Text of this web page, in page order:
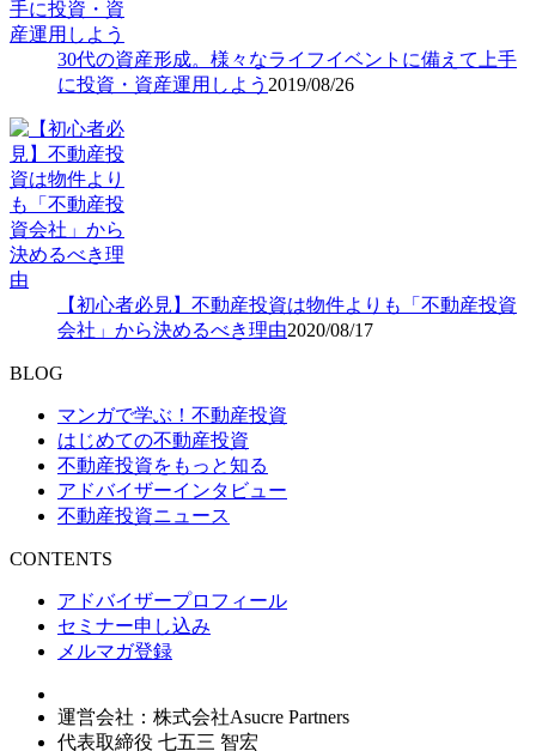
30代の資産形成。様々なライフイベントに備えて上手
に投資・資産運用しよう 2019/08/26
【初心者必見】不動産投資は物件よりも「不動産投資
会社」から決めるべき理由2020/08/17
BLOG
マンガで学ぶ！不動産投資
はじめての不動産投資
不動産投資をもっと知る
アドバイザーインタビュー
不動産投資ニュース
CONTENTS
アドバイザープロフィール
セミナー申し込み
メルマガ登録
運営会社：株式会社Asucre Partners
代表取締役 七五三 智宏